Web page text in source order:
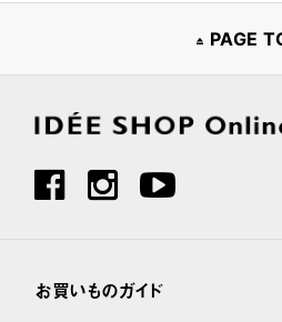
PAGE
お買いものガイド